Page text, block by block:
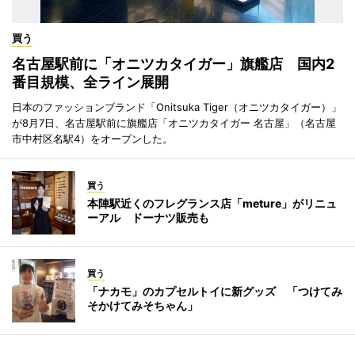
買う
名古屋駅前に「オニツカタイガー」旗艦店 国内2
番目規模、全ライン展開
日本のファッションブランド「Onitsuka Tiger（オニツカタイガー）」
が8月7日、名古屋駅前に旗艦店「オニツカタイガー 名古屋」（名古屋
市中村区名駅4）をオープンした。
買う
本陣駅近くのフレグランス店「meture」がリニュ
ーアル ドーナツ販売も
買う
「ナカモ」のカプセルトイに新グッズ 「つけてみ
そかけてみそちゃん」